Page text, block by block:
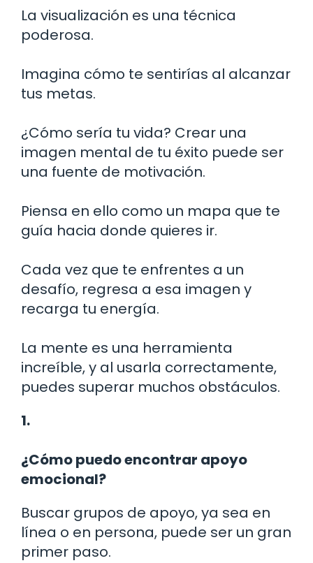
La visualización es una técnica
poderosa.
Imagina cómo te sentirías al alcanzar
tus metas.
¿Cómo sería tu vida? Crear una
imagen mental de tu éxito puede ser
una fuente de motivación.
Piensa en ello como un mapa que te
guía hacia donde quieres ir.
Cada vez que te enfrentes a un
desafío, regresa a esa imagen y
recarga tu energía.
La mente es una herramienta
increíble, y al usarla correctamente,
puedes superar muchos obstáculos.
1.
¿Cómo puedo encontrar apoyo
emocional?
Buscar grupos de apoyo, ya sea en
línea o en persona, puede ser un gran
primer paso.